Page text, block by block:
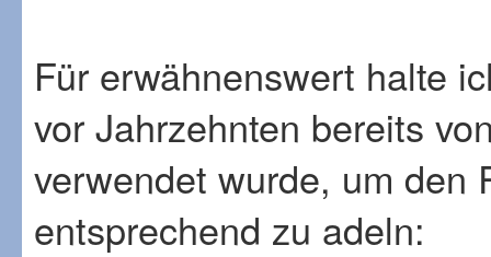
Für erwähnenswert halte
vor Jahrzehnten bereits
verwendet wurde, um den
entsprechend zu adeln: